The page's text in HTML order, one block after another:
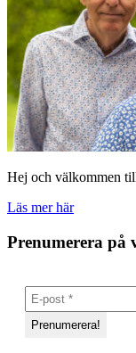
Hej och välkommen
Läs mer här
Prenumerera på